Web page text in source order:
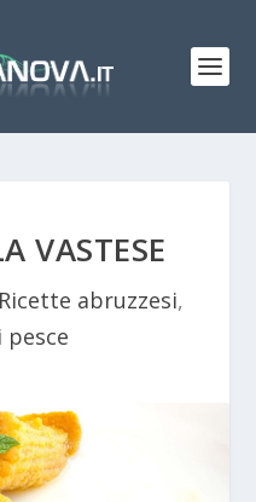
VASTESE
Ricette abruzzesi,
pesce